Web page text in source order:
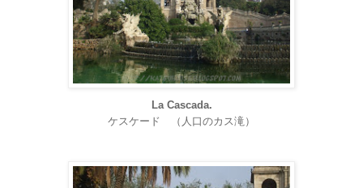
La Cascada.
ケスケード （人口のカス滝）